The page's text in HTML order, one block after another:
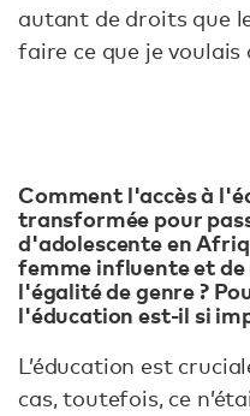
autant de droits que
faire ce que je voulais
Comment l'accès à
transformée pour
d'adolescente en
femme influente et
l'égalité de genre ?
l'éducation est-il si
L’éducation est
cas, toutefois, ce